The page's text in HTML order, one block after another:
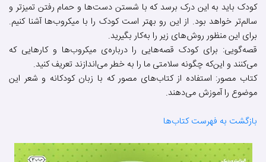
کودک باید به این درک برسد که با شستن دست‌ها و حمام رفتن تمیزتر و
سالم‌تر خواهد بود. از این رو بهتر است کودک را با میکروب‌ها آشنا کنیم.
برای این منظور روش‌های زیر را به‌کار بگیرید.
قصه‌گویی: برای کودک قصه‌هایی را درباره‌ی میکروب‌ها و کارهایی که
می‌کنند و این‌که چگونه سلامتی ما را به خطر می‌اندازند تعریف کنید.
کتاب مصور: استفاده از کتاب‌های مصور که با زبان کودکانه و شعر این
موضوع را آموزش می‌دهند.
بازگشت به فهرست کتاب‌ها